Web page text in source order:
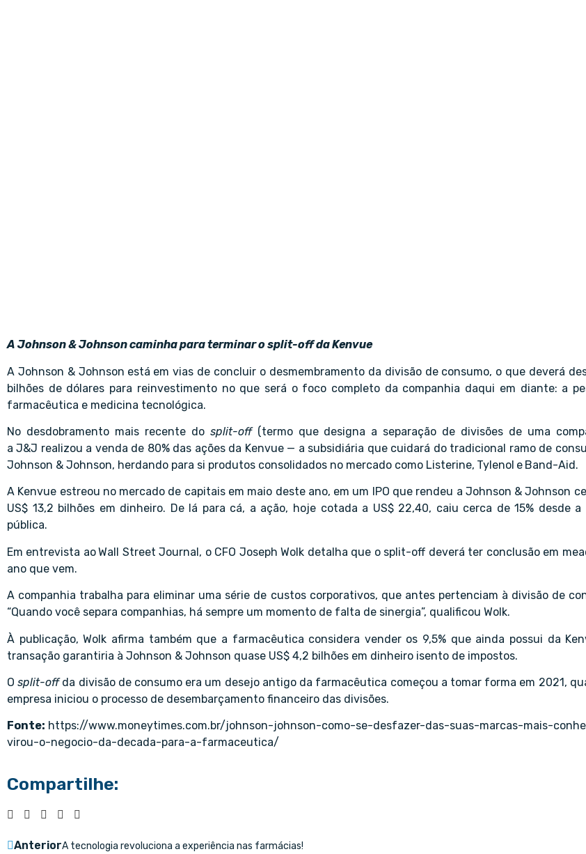
A Johnson & Johnson caminha para terminar o split-off da Kenvue
A Johnson & Johnson está em vias de concluir o desmembramento da divisão de consumo, o que deverá
bilhões de dólares para reinvestimento no que será o foco completo da companhia daqui em diante: a
farmacêutica e medicina tecnológica.
No desdobramento mais recente do split-off(termo que designa a separação de divisões de uma
a J&J realizou a venda de 80% das ações da Kenvue — a subsidiária que cuidará do tradicional ramo de
Johnson & Johnson, herdando para si produtos consolidados no mercado como Listerine, Tylenol e Band-Aid.
A Kenvue estreou no mercado de capitais em maio deste ano, em um IPO que rendeu a Johnson & Johnson
US$ 13,2 bilhões em dinheiro. De lá para cá, a ação, hoje cotada a US$ 22,40, caiu cerca de 15% desde
pública.
Em entrevista aoWall Street Journal, o CFO Joseph Wolk detalha que o split-off deverá ter conclusão em
ano que vem.
A companhia trabalha para eliminar uma série de custos corporativos, que antes pertenciam à divisão de
“Quando você separa companhias, há sempre um momento de falta de sinergia”, qualificou Wolk.
À publicação, Wolk afirma também que a farmacêutica considera vender os 9,5% que ainda possui da
transação garantiria à Johnson & Johnson quase US$ 4,2 bilhões em dinheiro isento de impostos.
Osplit-offda divisão de consumo era um desejo antigo da farmacêutica começou a tomar forma em 2021,
empresa iniciou o processo de desembarçamento financeiro das divisões.
Fonte: https://www.moneytimes.com.br/johnson-johnson-como-se-desfazer-das-suas-marcas-mais-
virou-o-negocio-da-decada-para-a-farmaceutica/
Compartilhe:
AnteriorA tecnologia revoluciona a experiência nas farmácias!